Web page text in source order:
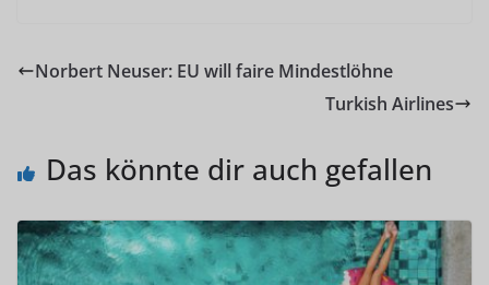
Norbert Neuser: EU will faire Mindestlöhne
Turkish Airlines
Das könnte dir auch gefallen